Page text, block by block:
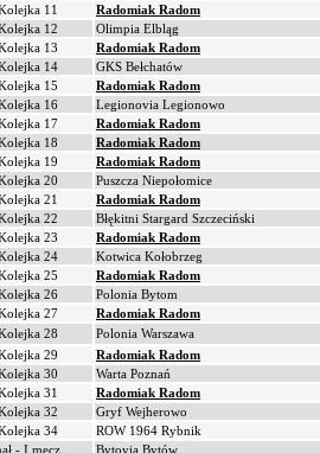
11 Radomiak Radom
12 Olimpia Elbląg
13 Radomiak Radom
14 GKS Bełchatów
15 Radomiak Radom
16 Legionovia Legionowo
17 Radomiak Radom
18 Radomiak Radom
19 Radomiak Radom
20 Puszcza Niepołomice
21 Radomiak Radom
22 Błękitni Stargard Szczeciński
23 Radomiak Radom
24 Kotwica Kołobrzeg
25 Radomiak Radom
26 Polonia Bytom
27 Radomiak Radom
28 Polonia Warszawa
29 Radomiak Radom
30 Warta Poznań
31 Radomiak Radom
32 Gryf Wejherowo
34 ROW 1964 Rybnik
- I mecz Bytovia Bytów